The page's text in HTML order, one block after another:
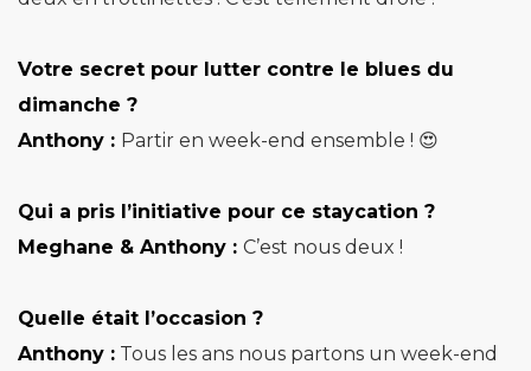
Votre secret pour lutter contre le blues du
dimanche ?
Anthony : Partir en week-end ensemble ! 😍
Qui a pris l’initiative pour ce staycation ?
Meghane & Anthony : C’est nous deux !
Quelle était l’occasion ?
Anthony : Tous les ans nous partons un week-end